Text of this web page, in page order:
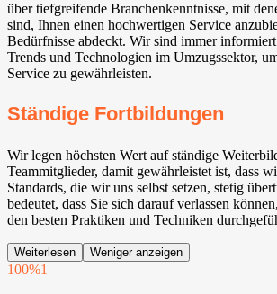
über tiefgreifende Branchenkenntnisse, mit
sind, Ihnen einen hochwertigen Service
Bedürfnisse abdeckt. Wir sind immer informiert
Trends und Technologien im Umzugssektor,
Service zu gewährleisten.
Ständige Fortbildungen
Wir legen höchsten Wert auf ständige
Teammitglieder, damit gewährleistet ist, dass
Standards, die wir uns selbst setzen, stetig
bedeutet, dass Sie sich darauf verlassen
den besten Praktiken und Techniken
Weiterlesen Weniger anzeigen
100%1